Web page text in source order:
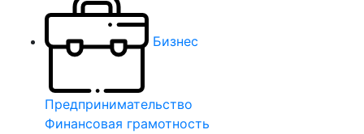
Бизнес
Предпринимательство
Финансовая грамотность